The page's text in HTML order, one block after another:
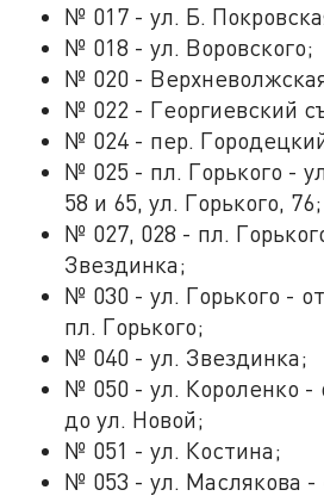
№ 017 - ул. Б.
№ 018 - ул. Воровского;
№ 020 -
№ 022 - Георгиевский
№ 024 - пер.
№ 025 - пл. Горького -
58 и 65, ул. Горького, 76;
№ 027, 028 - пл.
Звездинка;
№ 030 - ул. Горького -
пл. Горького;
№ 040 - ул. Звездинка;
№ 050 - ул. Короленко -
до ул. Новой;
№ 051 - ул. Костина;
№ 053 - ул. Маслякова -